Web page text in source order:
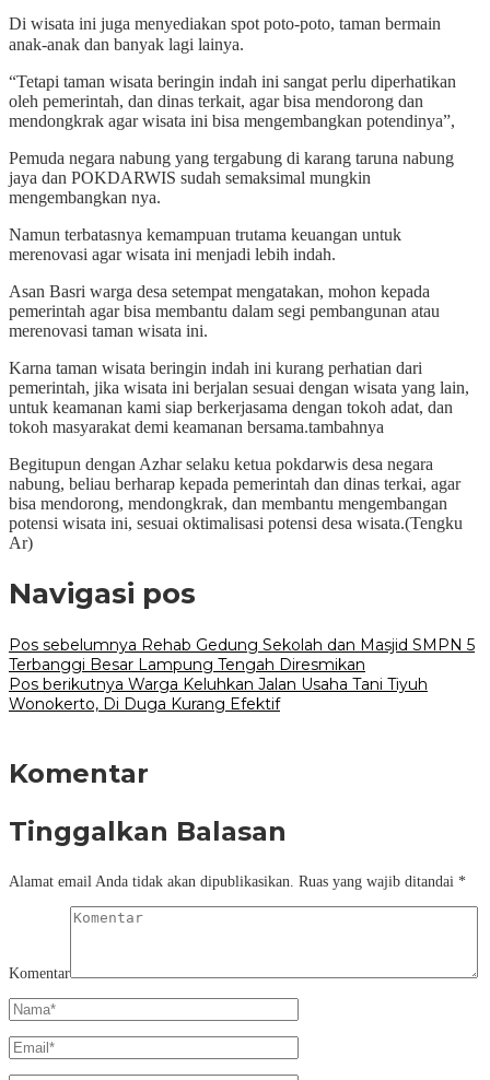
Di wisata ini juga menyediakan spot poto-poto, taman bermain
anak-anak dan banyak lagi lainya.
“Tetapi taman wisata beringin indah ini sangat perlu diperhatikan
oleh pemerintah, dan dinas terkait, agar bisa mendorong dan
mendongkrak agar wisata ini bisa mengembangkan potendinya”,
Pemuda negara nabung yang tergabung di karang taruna nabung
jaya dan POKDARWIS sudah semaksimal mungkin
mengembangkan nya.
Namun terbatasnya kemampuan trutama keuangan untuk
merenovasi agar wisata ini menjadi lebih indah.
Asan Basri warga desa setempat mengatakan, mohon kepada
pemerintah agar bisa membantu dalam segi pembangunan atau
merenovasi taman wisata ini.
Karna taman wisata beringin indah ini kurang perhatian dari
pemerintah, jika wisata ini berjalan sesuai dengan wisata yang lain,
untuk keamanan kami siap berkerjasama dengan tokoh adat, dan
tokoh masyarakat demi keamanan bersama.tambahnya
Begitupun dengan Azhar selaku ketua pokdarwis desa negara
nabung, beliau berharap kepada pemerintah dan dinas terkai, agar
bisa mendorong, mendongkrak, dan membantu mengembangan
potensi wisata ini, sesuai oktimalisasi potensi desa wisata.(Tengku
Ar)
Navigasi pos
Pos sebelumnya Rehab Gedung Sekolah dan Masjid SMPN 5
Terbanggi Besar Lampung Tengah Diresmikan
Pos berikutnya Warga Keluhkan Jalan Usaha Tani Tiyuh
Wonokerto, Di Duga Kurang Efektif
Komentar
Tinggalkan Balasan
Alamat email Anda tidak akan dipublikasikan. Ruas yang wajib ditandai *
Komentar